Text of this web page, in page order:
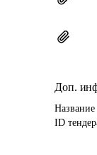
Доп.
Название
ID